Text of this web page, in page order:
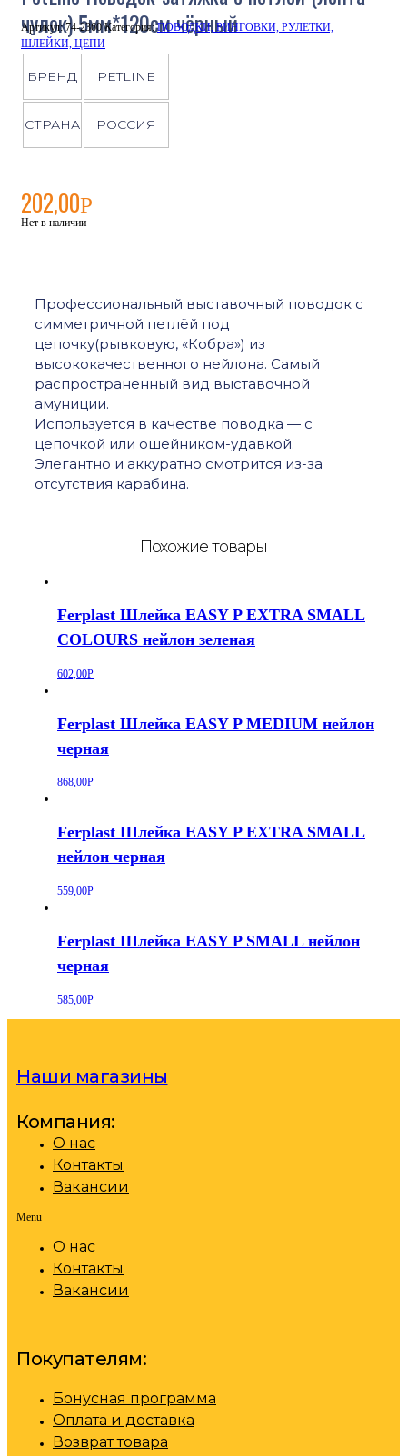
чулок) 5мм*120см чёрный
Артикул:74-2360 Категория:ПОВОДКИ, РИНГОВКИ, РУЛЕТКИ,
ШЛЕЙКИ, ЦЕПИ
БРЕНД PETLINE
СТРАНА РОССИЯ
202,00Р
Нет в наличии
Профессиональный выставочный поводок с
симметричной петлёй под
цепочку(рывковую, «Кобра») из
высококачественного нейлона. Самый
распространенный вид выставочной
амуниции.
Используется в качестве поводка — с
цепочкой или ошейником-удавкой.
Элегантно и аккуратно смотрится из-за
отсутствия карабина.
Похожие товары
Ferplast Шлейка EASY P EXTRA SMALL
COLOURS нейлон зеленая
602,00Р
Ferplast Шлейка EASY P MEDIUM нейлон
черная
868,00Р
Ferplast Шлейка EASY P EXTRA SMALL
нейлон черная
559,00Р
Ferplast Шлейка EASY P SMALL нейлон
черная
585,00Р
Наши магазины
Компания:
О нас
Контакты
Вакансии
Menu
О нас
Контакты
Вакансии
Покупателям:
Бонусная программа
Оплата и доставка
Возврат товара